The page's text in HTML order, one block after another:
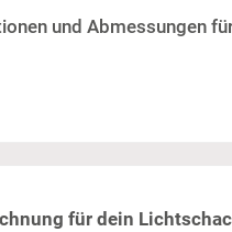
und Abmessungen
für dein